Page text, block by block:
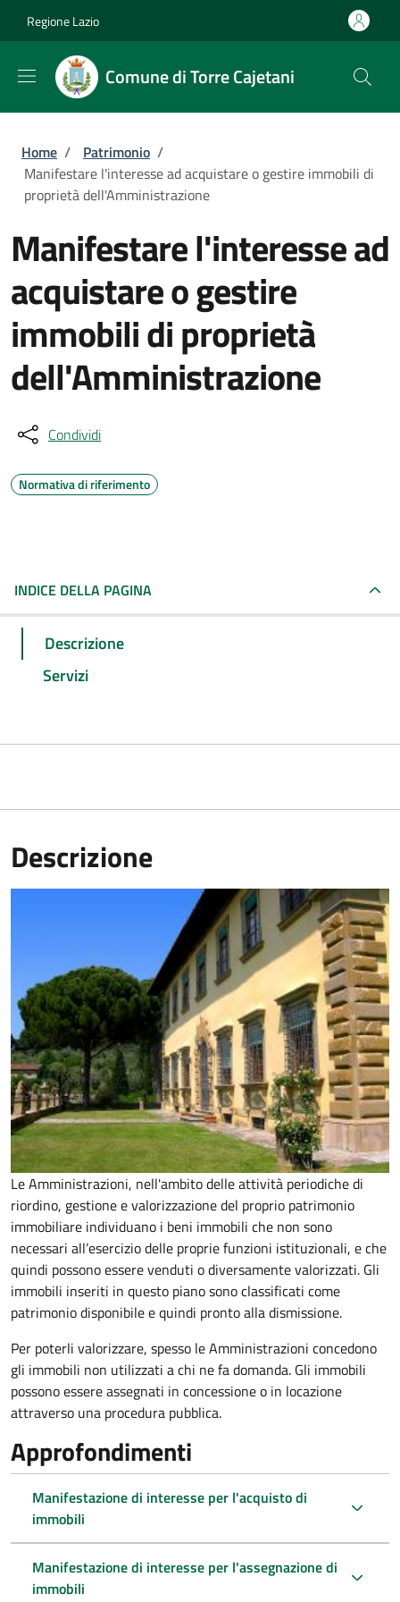
Regione Lazio
Comune di Torre Cajetani
Briciole di pane
Home / Patrimonio /
Manifestare l'interesse ad acquistare o gestire immobili di
proprietà dell'Amministrazione
Manifestare l'interesse ad
acquistare o gestire
immobili di proprietà
dell'Amministrazione
Condividi
Normativa di riferimento
INDICE DELLA PAGINA
Descrizione
Servizi
Descrizione
Le Amministrazioni, nell'ambito delle attività periodiche di
riordino, gestione e valorizzazione del proprio patrimonio
immobiliare individuano i beni immobili che non sono
necessari all’esercizio delle proprie funzioni istituzionali, e che
quindi possono essere venduti o diversamente valorizzati. Gli
immobili inseriti in questo piano sono classificati come
patrimonio disponibile e quindi pronto alla dismissione.
Per poterli valorizzare, spesso le Amministrazioni concedono
gli immobili non utilizzati a chi ne fa domanda. Gli immobili
possono essere assegnati in concessione o in locazione
attraverso una procedura pubblica.
Approfondimenti
Manifestazione di interesse per l'acquisto di
immobili
Manifestazione di interesse per l'assegnazione di
immobili